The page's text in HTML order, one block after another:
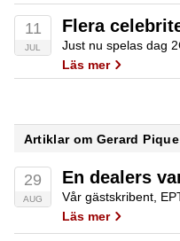
11
JUL
Läs mer
Artiklar om Gerard Pique
29
AUG
Läs mer